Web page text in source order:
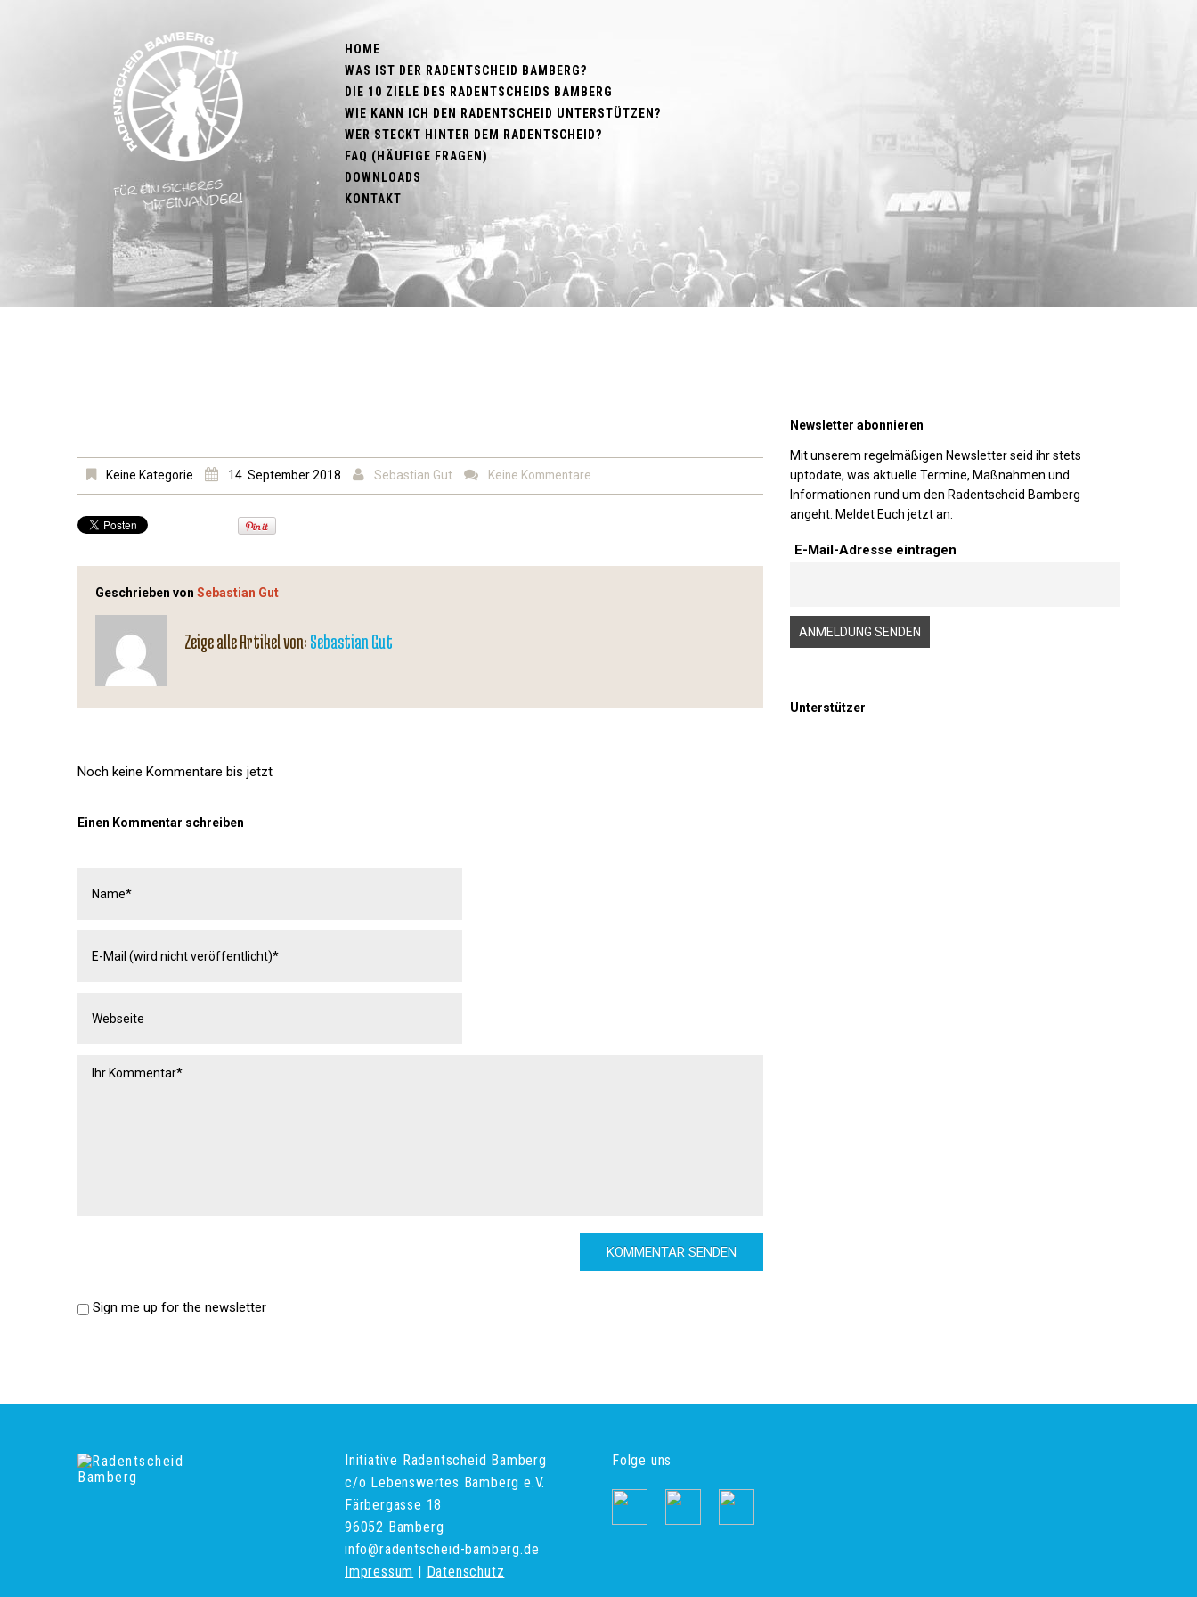
HOME
WAS IST DER RADENTSCHEID BAMBERG?
DIE 10 ZIELE DES RADENTSCHEIDS BAMBERG
WIE KANN ICH DEN RADENTSCHEID UNTERSTÜTZEN?
WER STECKT HINTER DEM RADENTSCHEID?
FAQ (HÄUFIGE FRAGEN)
DOWNLOADS
KONTAKT
Keine Kategorie 14. September 2018 Sebastian Gut Keine Kommentare
Geschrieben von Sebastian Gut
Zeige alle Artikel von: Sebastian Gut
Noch keine Kommentare bis jetzt
Einen Kommentar schreiben
Sign me up for the newsletter
Newsletter abonnieren
Mit unserem regelmäßigen Newsletter seid ihr stets
uptodate, was aktuelle Termine, Maßnahmen und
Informationen rund um den Radentscheid Bamberg
angeht. Meldet Euch jetzt an:
E-Mail-Adresse eintragen
Unterstützer
Initiative Radentscheid Bamberg
c/o Lebenswertes Bamberg e.V.
Färbergasse 18
96052 Bamberg
info@radentscheid-bamberg.de
Impressum | Datenschutz
Folge uns